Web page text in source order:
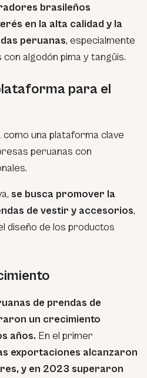
brasileños
en la alta calidad y la
peruanas, especialmente
algodón pima y tangüis.
para el
una plataforma clave
peruanas con
se busca promover la
de vestir y accesorios,
diseño de los productos
de prendas de
un crecimiento
años. En el primer
exportaciones alcanzaron
y en 2023 superaron